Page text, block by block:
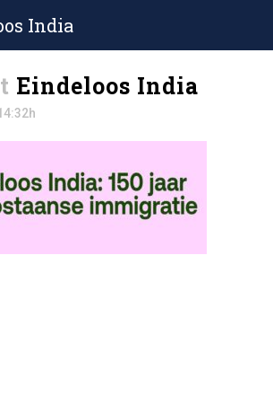
India
Eindeloos India